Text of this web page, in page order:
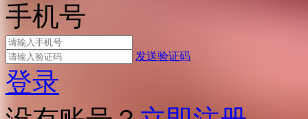
手机号
发送验证码
登录